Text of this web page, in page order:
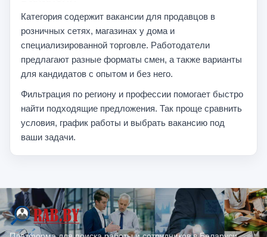
Категория содержит вакансии для продавцов в
розничных сетях, магазинах у дома и
специализированной торговле. Работодатели
предлагают разные форматы смен, а также варианты
для кандидатов с опытом и без него.
Фильтрация по региону и профессии помогает быстро
найти подходящие предложения. Так проще сравнить
условия, график работы и выбрать вакансию под
ваши задачи.